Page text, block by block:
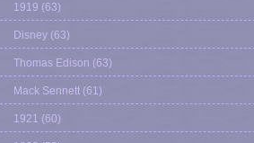
1919 (63)
Disney (63)
Thomas Edison (63)
Mack Sennett (61)
1921 (60)